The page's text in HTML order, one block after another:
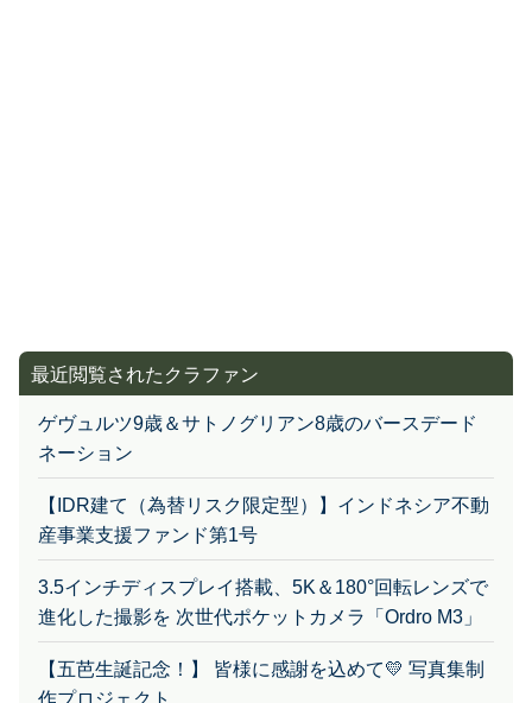
ゲヴュルツ9歳＆サトノグリアン8歳のバースデード
ネーション
【IDR建て（為替リスク限定型）】インドネシア不動
産事業支援ファンド第1号
3.5インチディスプレイ搭載、5K＆180°回転レンズで
進化した撮影を 次世代ポケットカメラ「Ordro M3」
【五芭生誕記念！】 皆様に感謝を込めて💛 写真集制
作プロジェクト